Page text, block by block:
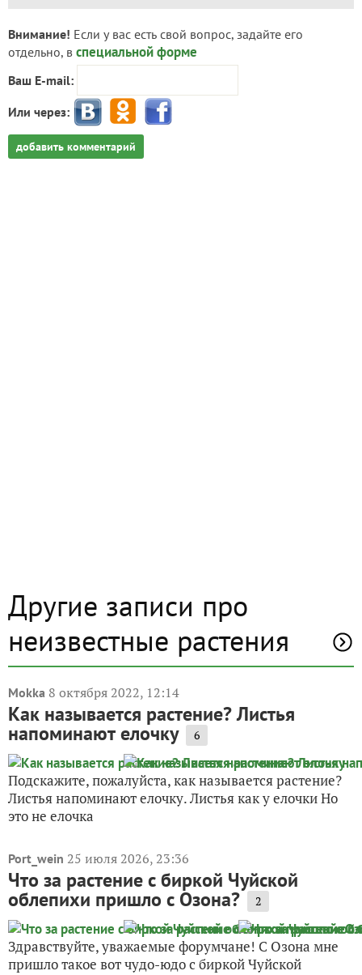
Внимание! Если у вас есть свой вопрос, задайте его
отдельно, в специальной форме
Ваш E-mail:
Или через:
добавить комментарий
Другие записи про
неизвестные растения
Mokka 8 октября 2022, 12:14
Как называется растение? Листья
напоминают елочку 6
Подскажите, пожалуйста, как называется растение?
Листья напоминают елочку. Листья как у елочки Но
это не елочка
Port_wein 25 июля 2026, 23:36
Что за растение с биркой Чуйской
облепихи пришло с Озона? 2
Здравствуйте, уважаемые форумчане! С Озона мне
пришло такое вот чудо-юдо с биркой Чуйской